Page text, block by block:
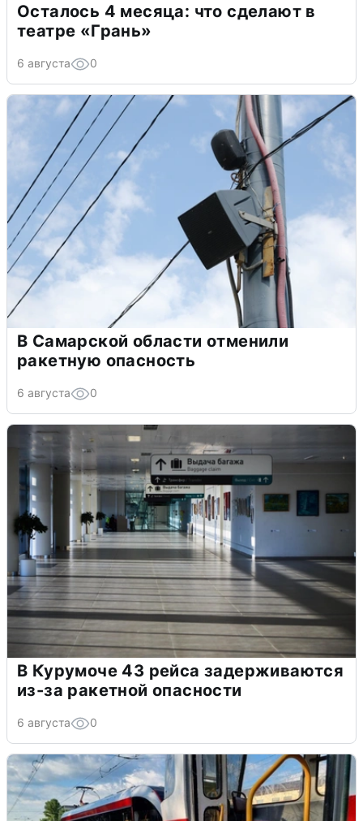
Осталось 4 месяца: что сделают в
театре «Грань»
6 августа 0
В Самарской области отменили
ракетную опасность
6 августа 0
В Курумоче 43 рейса задерживаются
из-за ракетной опасности
6 августа 0